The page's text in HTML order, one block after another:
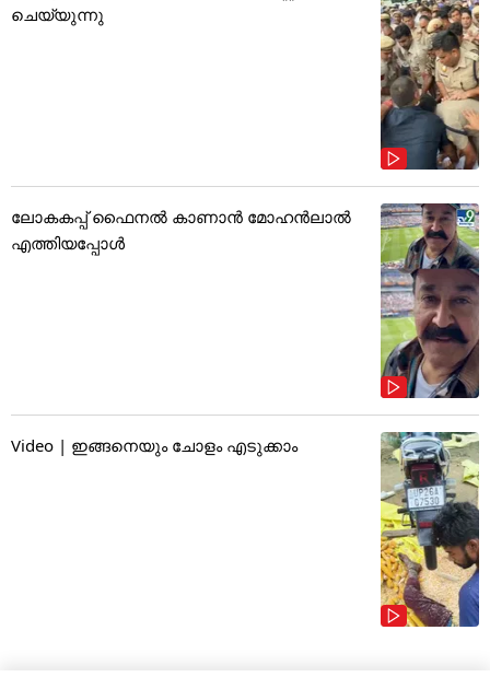
ചെയ്യുന്നു
ലോകകപ്പ് ഫൈനൽ കാണാൻ മോഹൻലാൽ
എത്തിയപ്പോൾ
Video | ഇങ്ങനെയും ചോളം എടുക്കാം